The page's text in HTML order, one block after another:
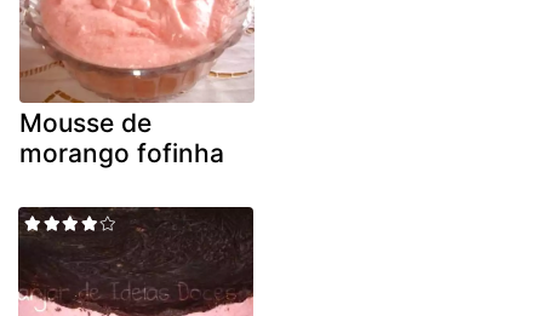
Mousse de
morango fofinha